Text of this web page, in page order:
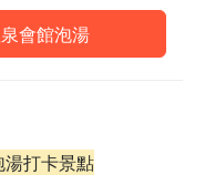
會館泡湯
打卡景點